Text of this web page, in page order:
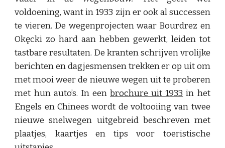
voldoening, want in 1933 zijn er ook al successen
te vieren. De wegenprojecten waar Bourdrez en
Okęcki zo hard aan hebben gewerkt, leiden tot
tastbare resultaten. De kranten schrijven vrolijke
berichten en dagjesmensen trekken er op uit om
met mooi weer de nieuwe wegen uit te proberen
met hun auto’s. In eenbrochure uit 1933 in het
Engels en Chinees wordt de voltooiing van twee
nieuwe snelwegen uitgebreid beschreven met
plaatjes, kaartjes en tips voor toeristische